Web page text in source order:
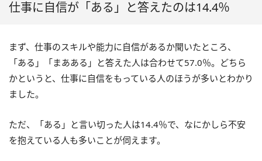
仕事に自信が「ある」と答えたのは14.4％
まず、仕事のスキルや能力に自信があるか聞いたところ、
「ある」「まあある」と答えた人は合わせて57.0％。 どちら
かというと、仕事に自信をもっている人のほうが多いとわかり
ました。
ただ、「ある」と言い切った人は14.4％で、なにかしら不安
を抱えている人も多いことが伺えます。